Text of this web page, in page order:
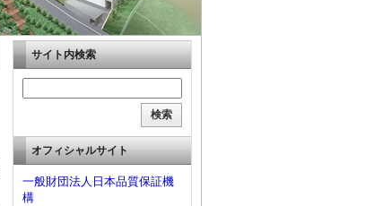
サイト内検索
オフィシャルサイト
一般財団法人日本品質保証機
構